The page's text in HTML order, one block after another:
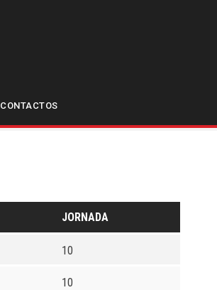
CONTACTOS
JORNADA
10
10